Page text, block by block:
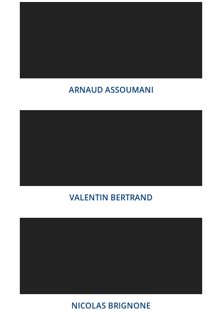
ARNAUD ASSOUMANI
VALENTIN BERTRAND
NICOLAS BRIGNONE